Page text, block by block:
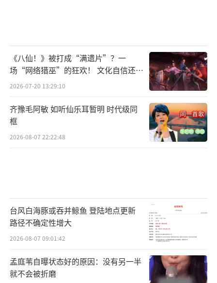
《八仙！》被打成“满遗片”？一
场“网络猎巫”的狂欢！ 文化自信还是
焦虑？
2026-07-20 13:29:10
齐豫毛阿敏 如听仙乐耳暂明 时代级同
框
2026-08-07 22:22:48
台风白海豚或吞并鲸鱼 登陆地点更新
路径不确定性增大
2026-08-07 09:01:42
孟庭苇自曝状态好的原因：没有另一半
就不会被折磨